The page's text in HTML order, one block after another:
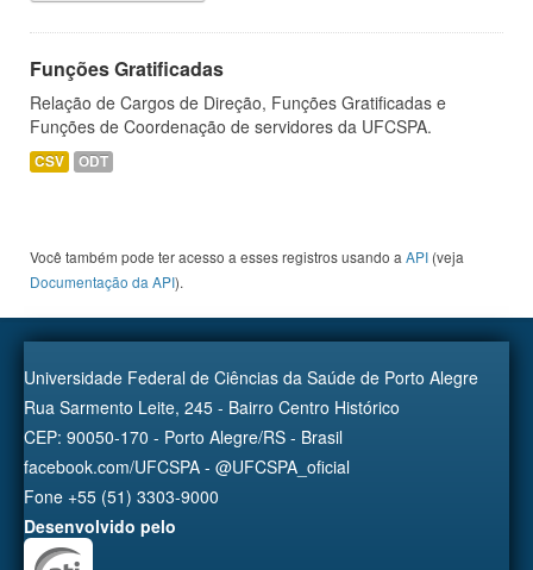
Funções Gratificadas
Relação de Cargos de Direção, Funções Gratificadas e
Funções de Coordenação de servidores da UFCSPA.
CSV ODT
Você também pode ter acesso a esses registros usando a API (veja
Documentação da API).
Universidade Federal de Ciências da Saúde de Porto Alegre
Rua Sarmento Leite, 245 - Bairro Centro Histórico
CEP: 90050-170 - Porto Alegre/RS - Brasil
facebook.com/UFCSPA - @UFCSPA_oficial
Fone +55 (51) 3303-9000
Desenvolvido pelo